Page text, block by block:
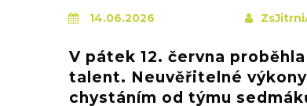
14.06.2026
V pátek 12. června
talent. Neuvěřitelné
chystáním od týmu